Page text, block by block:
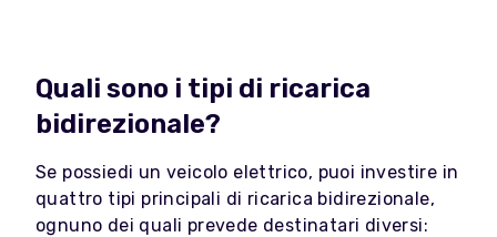
Quali sono i tipi di ricarica
bidirezionale?
Se possiedi un veicolo elettrico, puoi investire in
quattro tipi principali di ricarica bidirezionale,
ognuno dei quali prevede destinatari diversi: